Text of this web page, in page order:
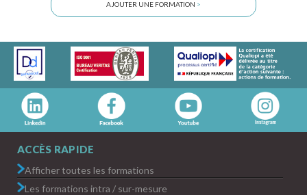
NOUS CONNAÎTRE
CONSEILS MICRO-COACHING
PODCAST
WEBINAIRES
AJOUTER UNE FORMATION >
ACCÈS RAPIDE
Afficher toutes les formations
Les formations intra / sur-mesure